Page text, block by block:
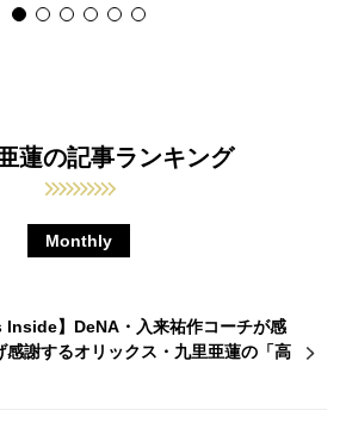
蓮の記事ランキング
Monthly
Inside】DeNA・入来祐作コーチが感
感謝するオリックス・九里亜蓮の「高